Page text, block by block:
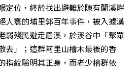
定位，終於找出避難於陳有蘭溪畔
人寰的埔里郭百年事件，被入據漢
弱殘民避走眉溪，於溪谷中「聚眾
去」；這群阿里山檜木最後的香
指紋驗明其正身，而老少檜群依